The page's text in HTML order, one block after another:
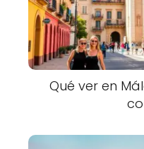
Qué ver en